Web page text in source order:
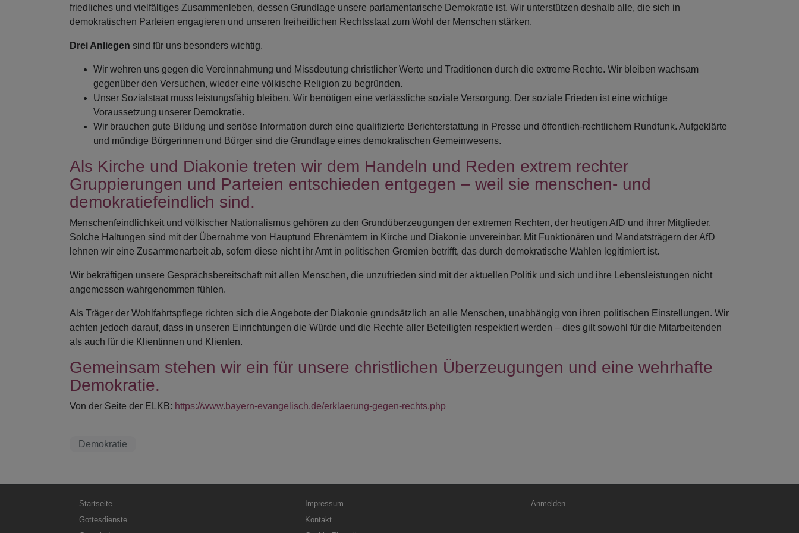
friedliches und vielfältiges Zusammenleben, dessen Grundlage unsere parlamentarische Demokratie ist. Wir unterstützen deshalb alle, die sich in
demokratischen Parteien engagieren und unseren freiheitlichen Rechtsstaat zum Wohl der Menschen stärken.
Drei Anliegen sind für uns besonders wichtig.
Wir wehren uns gegen die Vereinnahmung und Missdeutung christlicher Werte und Traditionen durch die extreme Rechte. Wir bleiben wachsam
gegenüber den Versuchen, wieder eine völkische Religion zu begründen.
Unser Sozialstaat muss leistungsfähig bleiben. Wir benötigen eine verlässliche soziale Versorgung. Der soziale Frieden ist eine wichtige
Voraussetzung unserer Demokratie.
Wir brauchen gute Bildung und seriöse Information durch eine qualifizierte Berichterstattung in Presse und öffentlich-rechtlichem Rundfunk. Aufgeklärte
und mündige Bürgerinnen und Bürger sind die Grundlage eines demokratischen Gemeinwesens.
Als Kirche und Diakonie treten wir dem Handeln und Reden extrem rechter
Gruppierungen und Parteien entschieden entgegen – weil sie menschen- und
demokratiefeindlich sind.
Menschenfeindlichkeit und völkischer Nationalismus gehören zu den Grundüberzeugungen der extremen Rechten, der heutigen AfD und ihrer Mitglieder.
Solche Haltungen sind mit der Übernahme von Hauptund Ehrenämtern in Kirche und Diakonie unvereinbar. Mit Funktionären und Mandatsträgern der AfD
lehnen wir eine Zusammenarbeit ab, sofern diese nicht ihr Amt in politischen Gremien betrifft, das durch demokratische Wahlen legitimiert ist.
Wir bekräftigen unsere Gesprächsbereitschaft mit allen Menschen, die unzufrieden sind mit der aktuellen Politik und sich und ihre Lebensleistungen nicht
angemessen wahrgenommen fühlen.
Als Träger der Wohlfahrtspflege richten sich die Angebote der Diakonie grundsätzlich an alle Menschen, unabhängig von ihren politischen Einstellungen. Wir
achten jedoch darauf, dass in unseren Einrichtungen die Würde und die Rechte aller Beteiligten respektiert werden – dies gilt sowohl für die Mitarbeitenden
als auch für die Klientinnen und Klienten.
Gemeinsam stehen wir ein für unsere christlichen Überzeugungen und eine wehrhafte
Demokratie.
Von der Seite der ELKB: https://www.bayern-evangelisch.de/erklaerung-gegen-rechts.php
Demokratie
Hauptnavigation
Startseite
Gottesdienste
Fußbereichsmenü
Impressum
Kontakt
Benutzermenü
Anmelden